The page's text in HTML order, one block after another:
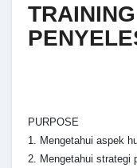
PURPOSE
1. Mengetahui aspek
2. Mengetahui strategi